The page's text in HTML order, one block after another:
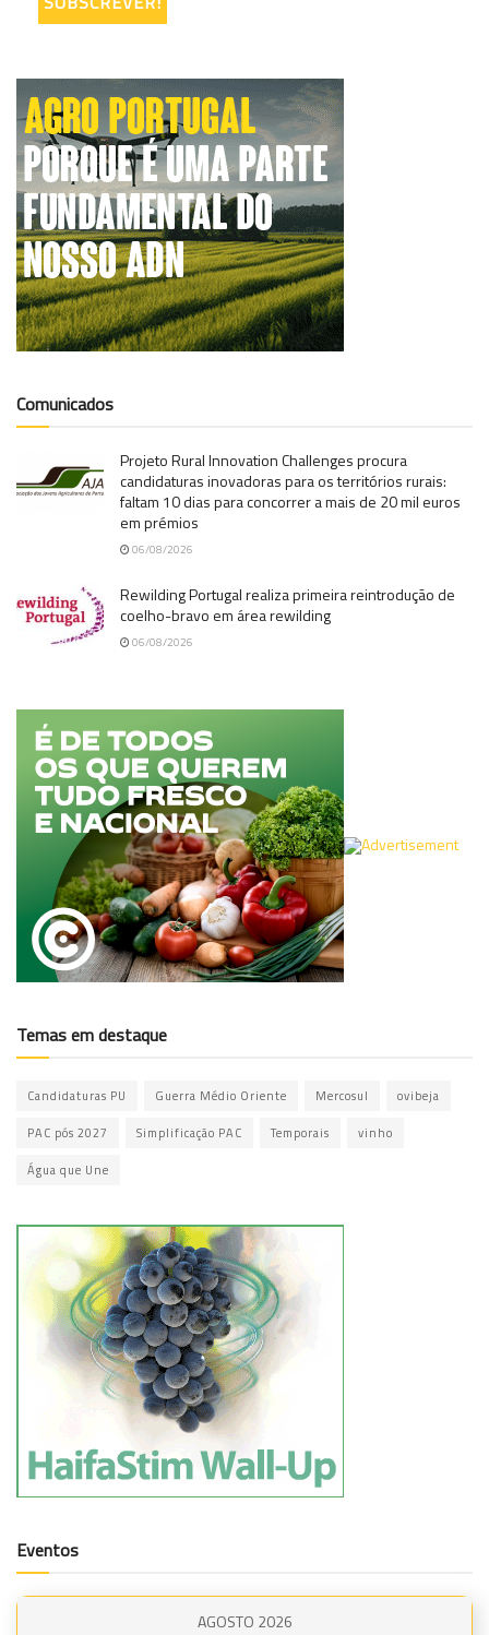
Comunicados
Projeto Rural Innovation Challenges procura
candidaturas inovadoras para os territórios rurais:
faltam 10 dias para concorrer a mais de 20 mil euros
em prémios
06/08/2026
Rewilding Portugal realiza primeira reintrodução de
coelho-bravo em área rewilding
06/08/2026
Temas em destaque
Candidaturas PU Guerra Médio Oriente Mercosul ovibeja
PAC pós 2027 Simplificação PAC Temporais vinho
Água que Une
Eventos
AGOSTO 2026